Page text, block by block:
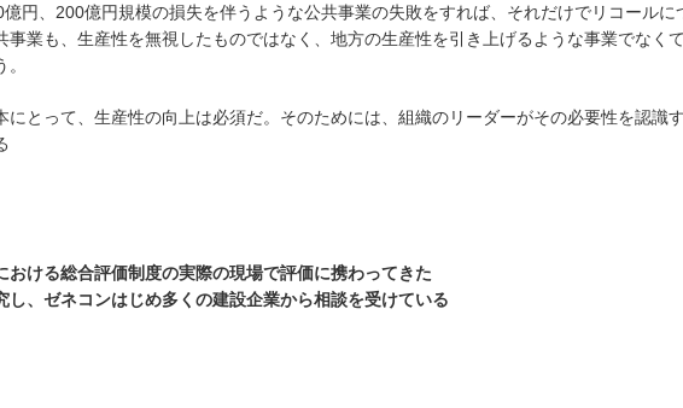
円、200億円規模の損失を伴うような公共事業の失敗をすれば、それだけでリコールに
事業も、生産性を無視したものではなく、地方の生産性を引き上げるような事業でなく
にとって、生産性の向上は必須だ。そのためには、組織のリーダーがその必要性を認識
おける総合評価制度の実際の現場で評価に携わってきた
し、ゼネコンはじめ多くの建設企業から相談を受けている